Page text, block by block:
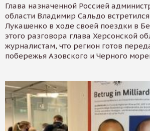
Глава назначенной Россией
области Владимир Сальдо
Лукашенко в ходе своей поездки в
этого разговора глава Херсонской
журналистам, что регион готов
побережья Азовского и Черного